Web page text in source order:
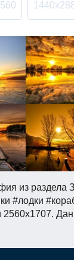
из раздела
#лодки
2560x1707.